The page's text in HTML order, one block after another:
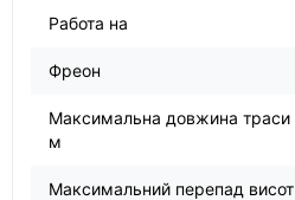
Работа на
Фреон
Максимальна довжина траси
м
Максимальний перепад висот